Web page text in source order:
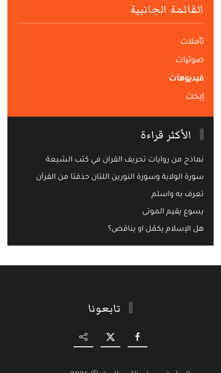
القائمة الجانبية
تأملات
صوتيات
فيديوهات
إبحث
الأكثر قراءة
نماذج من روايات تحريف القران في كتب الشيعة
سورة الولاية وسورة النورين اللتان حذفتا من القرآن
تعرف به واسلم
يسوع يقيم الموتى
هل الإسلام يكمّل او يناقض؟
تابعونا